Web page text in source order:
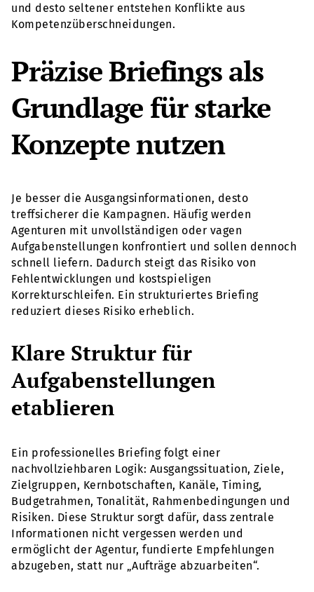
und desto seltener entstehen Konflikte aus
Kompetenzüberschneidungen.
Präzise Briefings als
Grundlage für starke
Konzepte nutzen
Je besser die Ausgangsinformationen, desto
treffsicherer die Kampagnen. Häufig werden
Agenturen mit unvollständigen oder vagen
Aufgabenstellungen konfrontiert und sollen dennoch
schnell liefern. Dadurch steigt das Risiko von
Fehlentwicklungen und kostspieligen
Korrekturschleifen. Ein strukturiertes Briefing
reduziert dieses Risiko erheblich.
Klare Struktur für
Aufgabenstellungen
etablieren
Ein professionelles Briefing folgt einer
nachvollziehbaren Logik: Ausgangssituation, Ziele,
Zielgruppen, Kernbotschaften, Kanäle, Timing,
Budgetrahmen, Tonalität, Rahmenbedingungen und
Risiken. Diese Struktur sorgt dafür, dass zentrale
Informationen nicht vergessen werden und
ermöglicht der Agentur, fundierte Empfehlungen
abzugeben, statt nur „Aufträge abzuarbeiten“.